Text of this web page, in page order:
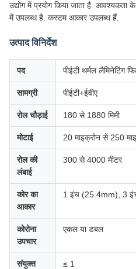
उद्योग में प्रयोग किया जाता है.
में उपलब्ध है. कस्टम आकार उपलब्ध हैं.
उत्पाद विनिर्देश
पद पीईटी थर्मल लैमिनेटिंग
सामग्री पीईटी+ईवीए
रोल चौड़ाई 180 से 1880 मिमी
मोटाई 20 माइक्रोन से 250
रोल की
लंबाई
300 से 4000 मीटर
कोर का
आकार
1 इंच (25.4mm), 3
कोरोना
उपचार
एकल या डबल
संयुक्त ≤ 1